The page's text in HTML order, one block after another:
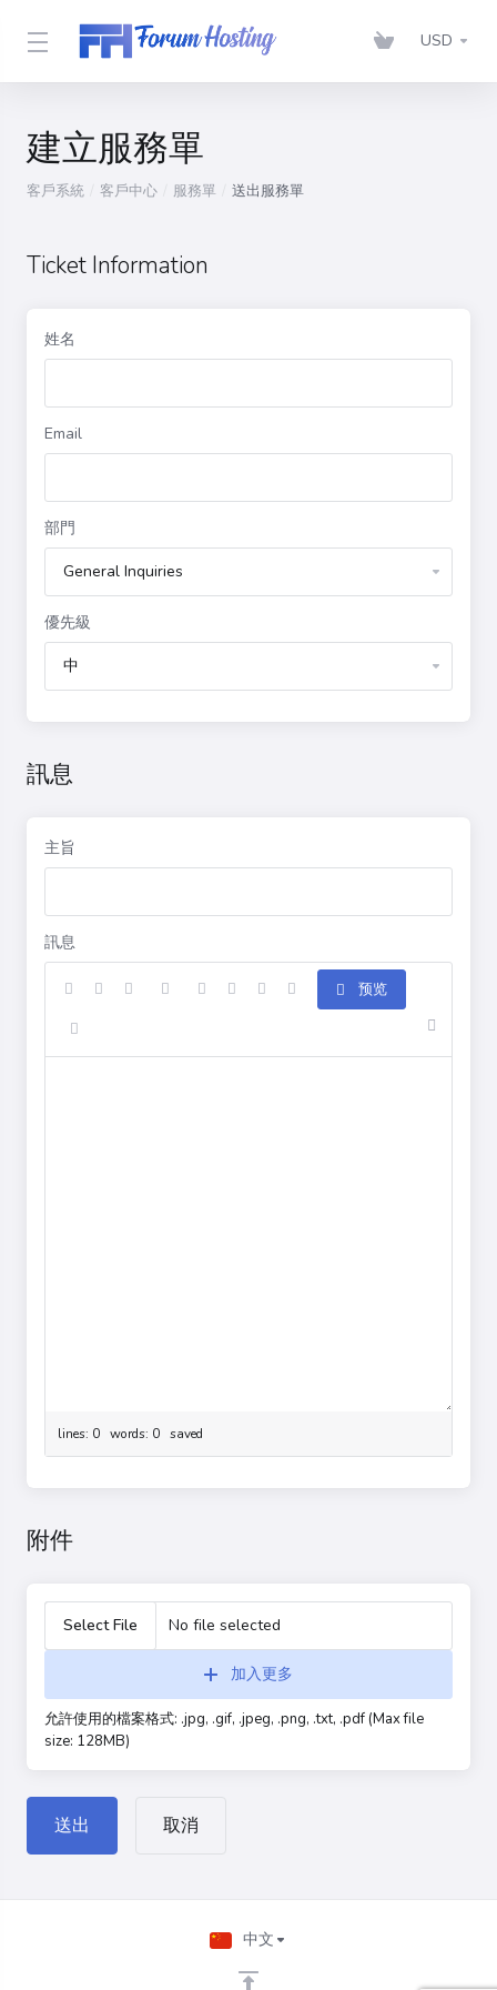
USD
建立服務單
客戶系統 客戶中心 服務單 送出服務單
Ticket Information
姓名
Email
部門
優先級
訊息
主旨
訊息
预览
lines: 0 words: 0 saved
附件
Select File No file selected
加入更多
允許使用的檔案格式: .jpg, .gif, .jpeg, .png, .txt, .pdf (Max file
size: 128MB)
取消
中文